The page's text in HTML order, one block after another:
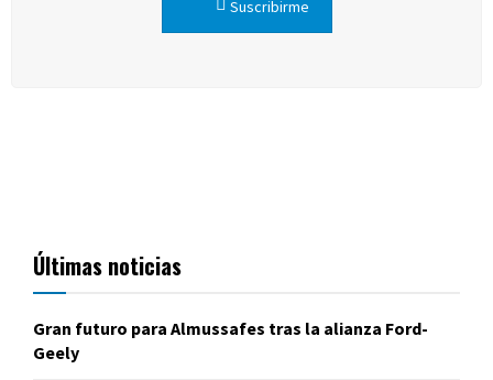
Suscribirme
Últimas noticias
Gran futuro para Almussafes tras la alianza Ford-
Geely